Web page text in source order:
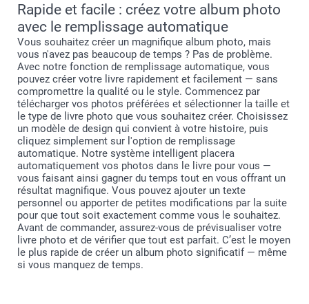
Rapide et facile : créez votre album photo
avec le remplissage automatique
Vous souhaitez créer un magnifique album photo, mais
vous n'avez pas beaucoup de temps ? Pas de problème.
Avec notre fonction de remplissage automatique, vous
pouvez créer votre livre rapidement et facilement — sans
compromettre la qualité ou le style. Commencez par
télécharger vos photos préférées et sélectionner la taille et
le type de livre photo que vous souhaitez créer. Choisissez
un modèle de design qui convient à votre histoire, puis
cliquez simplement sur l'option de remplissage
automatique. Notre système intelligent placera
automatiquement vos photos dans le livre pour vous —
vous faisant ainsi gagner du temps tout en vous offrant un
résultat magnifique. Vous pouvez ajouter un texte
personnel ou apporter de petites modifications par la suite
pour que tout soit exactement comme vous le souhaitez.
Avant de commander, assurez-vous de prévisualiser votre
livre photo et de vérifier que tout est parfait. C’est le moyen
le plus rapide de créer un album photo significatif — même
si vous manquez de temps.